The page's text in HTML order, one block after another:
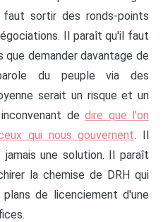
sortir des ronds-points
Il paraît qu'il faut
demander davantage de
du peuple via des
serait un risque et un
dedire que l'on
qui nous gouvernent. Il
une solution. Il paraît
la chemise de DRH qui
de licenciement d'une